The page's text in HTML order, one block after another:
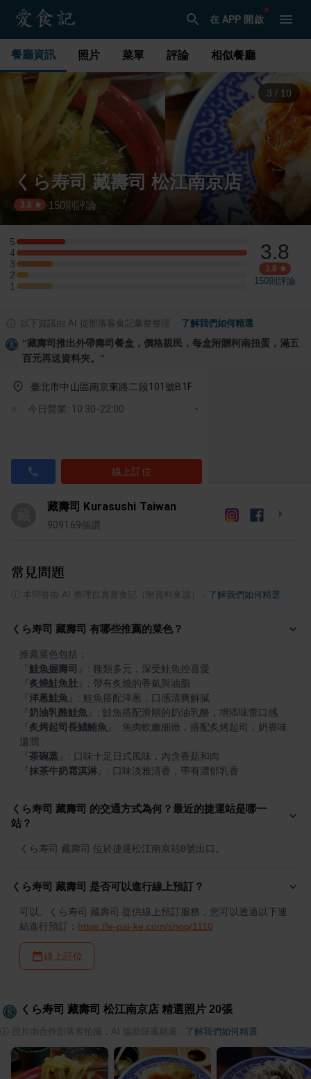
在 APP 開啟
餐廳資訊 照片 菜單 評論 相似餐廳
3 / 10
くら寿司 藏壽司 松江南京店
3.8 ·150則評論
5
5 星：4 則評論
4
4 星：19 則評論
3
3 星：3 則評論
2
2 星：1 則評論
1
1 星：3 則評論
3.8
3.8
150則評論
以下資訊由 AI 從部落客食記彙整整理 了解我們如何精選
“藏壽司推出外帶壽司餐盒，價格親民，每盒附贈柯南扭蛋，滿五
百元再送資料夾。 ”
臺北市中山區南京東路二段101號B1F
今日營業: 10:30-22:00
線上訂位
藏壽司 Kurasushi Taiwan
909169個讚
常見問題
本問答由 AI 整理自真實食記（附資料來源） 了解我們如何精選
くら寿司 藏壽司 有哪些推薦的菜色？
鮭魚握壽司
炙燒鮭魚肚
洋蔥鮭魚
奶油乳酪鮭魚
炙烤起司長鰭鮪魚
: 魚肉軟嫩細緻，搭配炙烤起司，奶香味
茶碗蒸
抹茶牛奶霜淇淋 : 口味淡雅清香，帶有濃郁乳香
くら寿司 藏壽司 的交通方式為何？最近的捷運站是哪一
站？
くら寿司 藏壽司 位於捷運松江南京站8號出口。
くら寿司 藏壽司 是否可以進行線上預訂？
可以。くら寿司 藏壽司 提供線上預訂服務，您可以透過以下連
結進行預訂： https://e-pai-ke.com/shop/1110
線上訂位
くら寿司 藏壽司 松江南京店 精選照片 20張
照片由合作部落客拍攝，AI 協助篩選精選 了解我們如何精選